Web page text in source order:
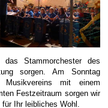
das Stammorchester des
sorgen. Am Sonntag
mit einem
Festzeitraum sorgen wir
Ihr leibliches Wohl.